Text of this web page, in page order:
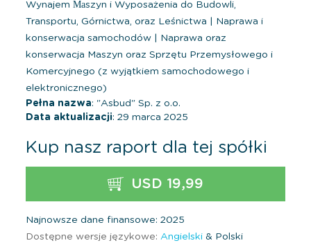
Wynajem Маszyn i Wyposażenia do Budowli,
Transportu, Górnictwa, oraz Leśnictwa
Naprawa i
konserwacja samochodów
Naprawa oraz
konserwacja Maszyn oraz Sprzętu Przemysłowego i
Komercyjnego (z wyjątkiem samochodowego i
elektronicznego)
Pełna nazwa: "Asbud" Sp. z o.o.
Data aktualizacji: 29 marca 2025
Kup nasz raport dla tej spółki
USD 19,99
Najnowsze dane finansowe: 2025
Dostępne wersje językowe: Angielski & Polski